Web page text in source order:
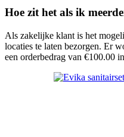
Hoe zit het als ik
Als zakelijke klant is het
locaties te laten bezorgen. Er
een orderbedrag van €100.00